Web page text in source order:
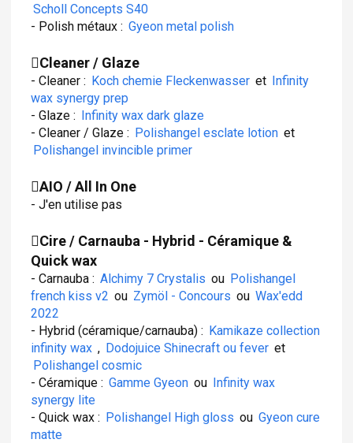
Scholl Concepts S40
- Polish métaux : Gyeon metal polish
Cleaner / Glaze
- Cleaner : Koch chemie Fleckenwasser et Infinity
wax synergy prep
- Glaze : Infinity wax dark glaze
- Cleaner / Glaze : Polishangel esclate lotion et
Polishangel invincible primer
AIO / All In One
- J'en utilise pas
Cire / Carnauba - Hybrid - Céramique &
Quick wax
- Carnauba : Alchimy 7 Crystalis ou Polishangel
french kiss v2 ou Zymöl - Concours ou Wax'edd
2022
- Hybrid (céramique/carnauba) : Kamikaze collection
infinity wax , Dodojuice Shinecraft ou fever et
Polishangel cosmic
- Céramique : Gamme Gyeon ou Infinity wax
synergy lite
- Quick wax : Polishangel High gloss ou Gyeon cure
matte